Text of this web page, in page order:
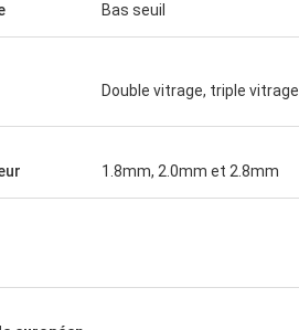
Bas seuil
Double vitrage, triple vitrage
1.8mm, 2.0mm et 2.8mm